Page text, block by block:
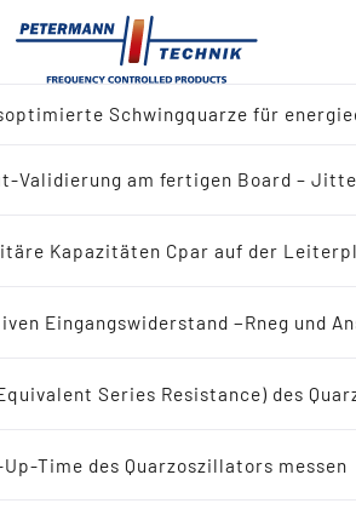
Schwingquarze für
Validierung am fertigen Board –
Kapazitäten Cpar auf der
Eingangswiderstand −Rneg und
Series Resistance) des
Time des Quarzoszillators messen